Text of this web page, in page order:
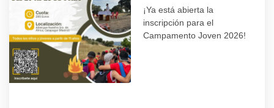
¡Ya está abierta la
inscripción para el
Campamento Joven 2026!